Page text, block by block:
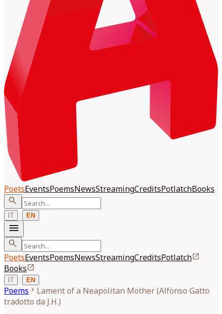
PoetsEventsPoemsNewsStreamingCreditsPotlatchBooks
search
IT | EN
menu
search
PoetsEventsPoemsNewsStreamingCreditsPotlatchopen_in_new
Booksopen_in_new
IT | EN
Poems chevron_right Lament of a Neapolitan Mother (Alfonso Gatto
tradotto da J.H.)